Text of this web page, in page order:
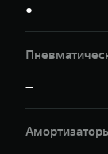
WEY 80
Масштаб
от 6 449 000
●
—